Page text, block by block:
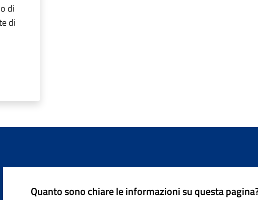
di
di
Quanto sono chiare le informazioni su questa